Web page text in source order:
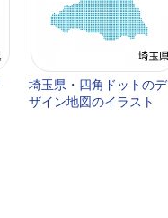
埼玉県・四角ドットのデ
ザイン地図のイラスト